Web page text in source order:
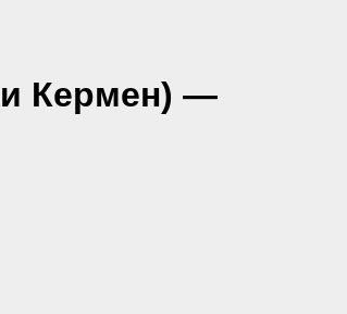
Кермен) —